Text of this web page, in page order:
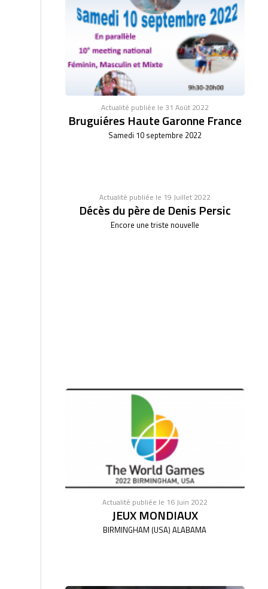
Actualité publiée le 31 Août 2022
Bruguiéres Haute Garonne France
Samedi 10 septembre 2022
Actualité publiée le 19 Juillet 2022
Décès du père de Denis Persic
Encore une triste nouvelle
Actualité publiée le 16 Juin 2022
JEUX MONDIAUX
BIRMINGHAM (USA) ALABAMA